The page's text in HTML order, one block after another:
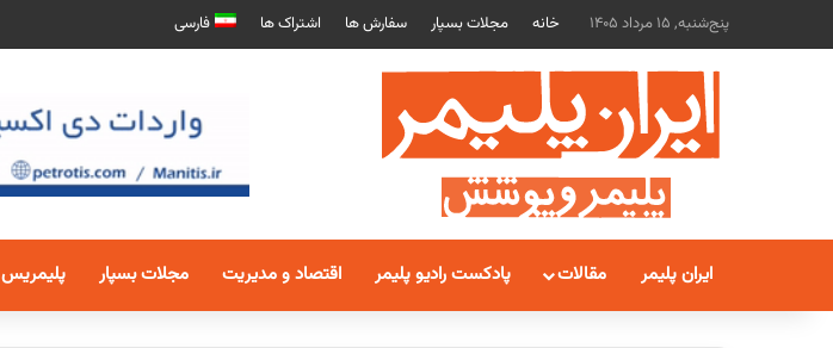
پنج‌شنبه, 15 مرداد 1405 خانه مجلات بسپار سفارش ها اشتراک ها فارسی
ایران پلیمر مقالات پادکست رادیو پلیمر اقتصاد و مدیریت مجلات بسپار پلیمریس